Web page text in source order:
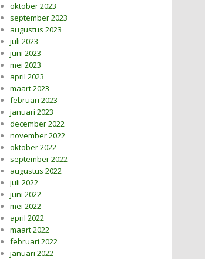
oktober 2023
september 2023
augustus 2023
juli 2023
juni 2023
mei 2023
april 2023
maart 2023
februari 2023
januari 2023
december 2022
november 2022
oktober 2022
september 2022
augustus 2022
juli 2022
juni 2022
mei 2022
april 2022
maart 2022
februari 2022
januari 2022